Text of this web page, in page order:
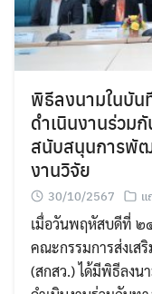
พิธีลงนามในบัน
ดำเนินงานร่วม
สนับสนุนการพั
งานวิจัย
30/10/2567 แ
เมื่อวันพฤหัสบดีที่
คณะกรรมการส่งเส
(สกสว.) ได้มีพิธีลงน